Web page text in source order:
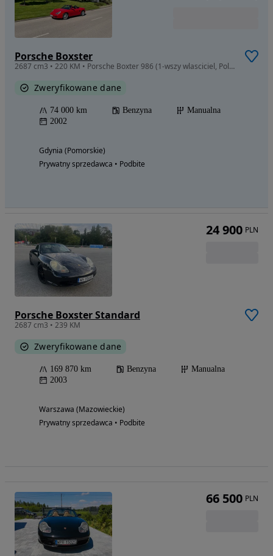
Porsche Boxster
2687 cm3 • 220 KM • Porsche Boxter 986 (1-wszy wlasciciel, Polski Salon)
Zweryfikowane dane
74 000 km Benzyna
Manualna
2002
Gdynia (Pomorskie)
Prywatny sprzedawca • Podbite
Porsche Boxster Standard
2687 cm3 • 239 KM
Zweryfikowane dane
169 870 km Benzyna
Manualna
2003
Warszawa (Mazowieckie)
Prywatny sprzedawca • Podbite
24 900 PLN
66 500 PLN